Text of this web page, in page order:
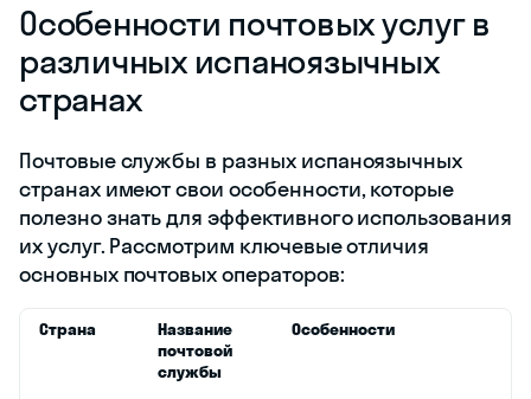
Особенности почтовых услуг в
различных испаноязычных
странах
Почтовые службы в разных испаноязычных
странах имеют свои особенности, которые
полезно знать для эффективного использования
их услуг. Рассмотрим ключевые отличия
основных почтовых операторов:
Страна
Название
почтовой
службы
Особенности